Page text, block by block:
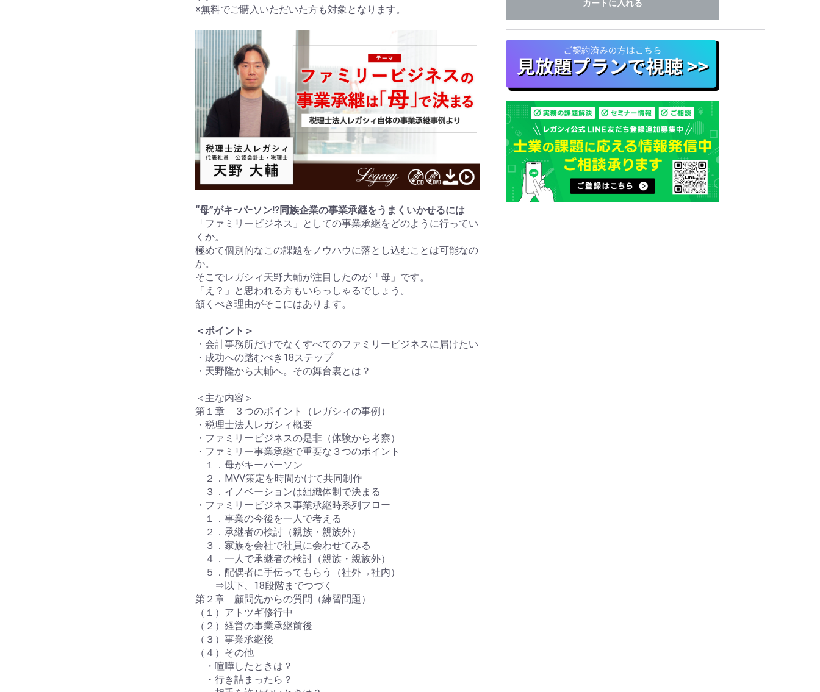
※無料でご購入いただいた方も対象となります。
“母”がキｰパｰソン⁉同族企業の事業承継をうまくいかせるには
「ファミリービジネス」としての事業承継をどのように行ってい
くか。
極めて個別的なこの課題をノウハウに落とし込むことは可能なの
か。
そこでレガシィ天野大輔が注目したのが「母」です。
「え？」と思われる方もいらっしゃるでしょう。
頷くべき理由がそこにはあります。
＜ポイント＞
・会計事務所だけでなくすべてのファミリービジネスに届けたい
・成功への踏むべき18ステップ
・天野隆から大輔へ。その舞台裏とは？
＜主な内容＞
第１章 ３つのポイント（レガシィの事例）
・税理士法人レガシィ概要
・ファミリービジネスの是非（体験から考察）
・ファミリー事業承継で重要な３つのポイント
１．母がキーパーソン
２．MVV策定を時間かけて共同制作
３．イノベーションは組織体制で決まる
・ファミリービジネス事業承継時系列フロー
１．事業の今後を一人で考える
２．承継者の検討（親族・親族外）
３．家族を会社で社員に会わせてみる
４．一人で承継者の検討（親族・親族外）
５．配偶者に手伝ってもらう（社外→社内）
⇒以下、18段階までつづく
第２章 顧問先からの質問（練習問題）
（１）アトツギ修行中
（２）経営の事業承継前後
（３）事業承継後
（４）その他
・喧嘩したときは？
・行き詰まったら？
カートに入れる